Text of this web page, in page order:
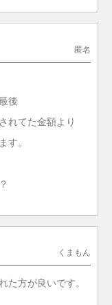
匿名
後
れてた金額より
す。
くまもん
た方が良いです。